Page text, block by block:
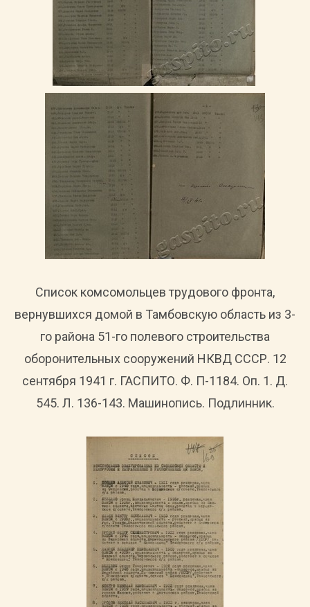
Список комсомольцев трудового фронта,
вернувшихся домой в Тамбовскую область из 3-
го района 51-го полевого строительства
оборонительных сооружений НКВД СССР. 12
сентября 1941 г. ГАСПИТО. Ф. П-1184. Оп. 1. Д.
545. Л. 136-143. Машинопись. Подлинник.